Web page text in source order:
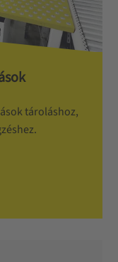
tároláshoz,